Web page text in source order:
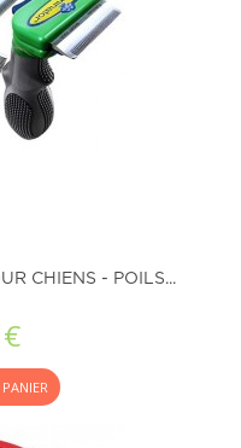
CHIENS - POILS...